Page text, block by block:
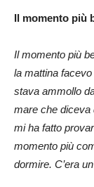
Il momento più
Il momento più
la mattina
stava ammollo
mare che diceva
mi ha fatto
momento più
dormire. C’era